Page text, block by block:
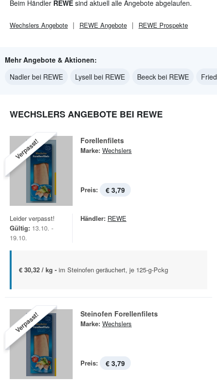
Beim Händler REWE sind aktuell alle Angebote abgelaufen.
Wechslers Angebote REWE Angebote REWE Prospekte
Mehr Angebote & Aktionen:
Nadler bei REWE
Lysell bei REWE Beeck bei REWE
WECHSLERS ANGEBOTE BEI REWE
Verpasst! Forellenfilets
Marke: Wechslers
Preis: € 3,79
Leider verpasst!
Gültig: 13.10. -
19.10.
Händler: REWE
€ 30,32 / kg - im Steinofen geräuchert, je 125-g-Pckg
Verpasst! Steinofen Forellenfilets
Marke: Wechslers
Preis: € 3,79